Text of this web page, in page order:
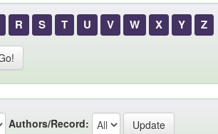
R S T U V W X Y Z
Authors/Record: